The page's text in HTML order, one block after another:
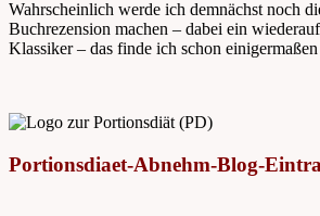
Wahrscheinlich werde ich demnächst noch
Buchrezension machen – dabei ein
Klassiker – das finde ich schon einigermaßen
Portionsdiaet-Abnehm-Blog-